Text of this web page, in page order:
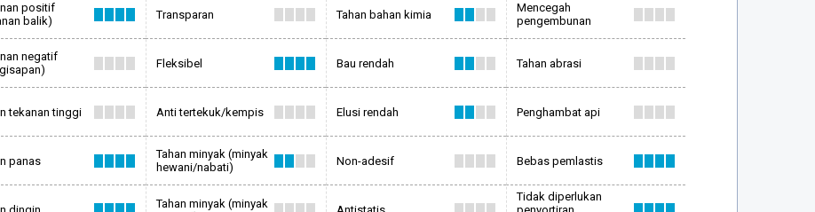
positif
balik)
negatif
tekanan tinggi
panas
Transparan
Fleksibel
Anti tertekuk/kempis
Tahan minyak (minyak
hewani/nabati)
Tahan minyak (minyak
Tahan bahan kimia
Bau rendah
Elusi rendah
Non-adesif
Mencegah
pengembunan
Tahan abrasi
Penghambat api
Bebas pemlastis
Tidak diperlukan